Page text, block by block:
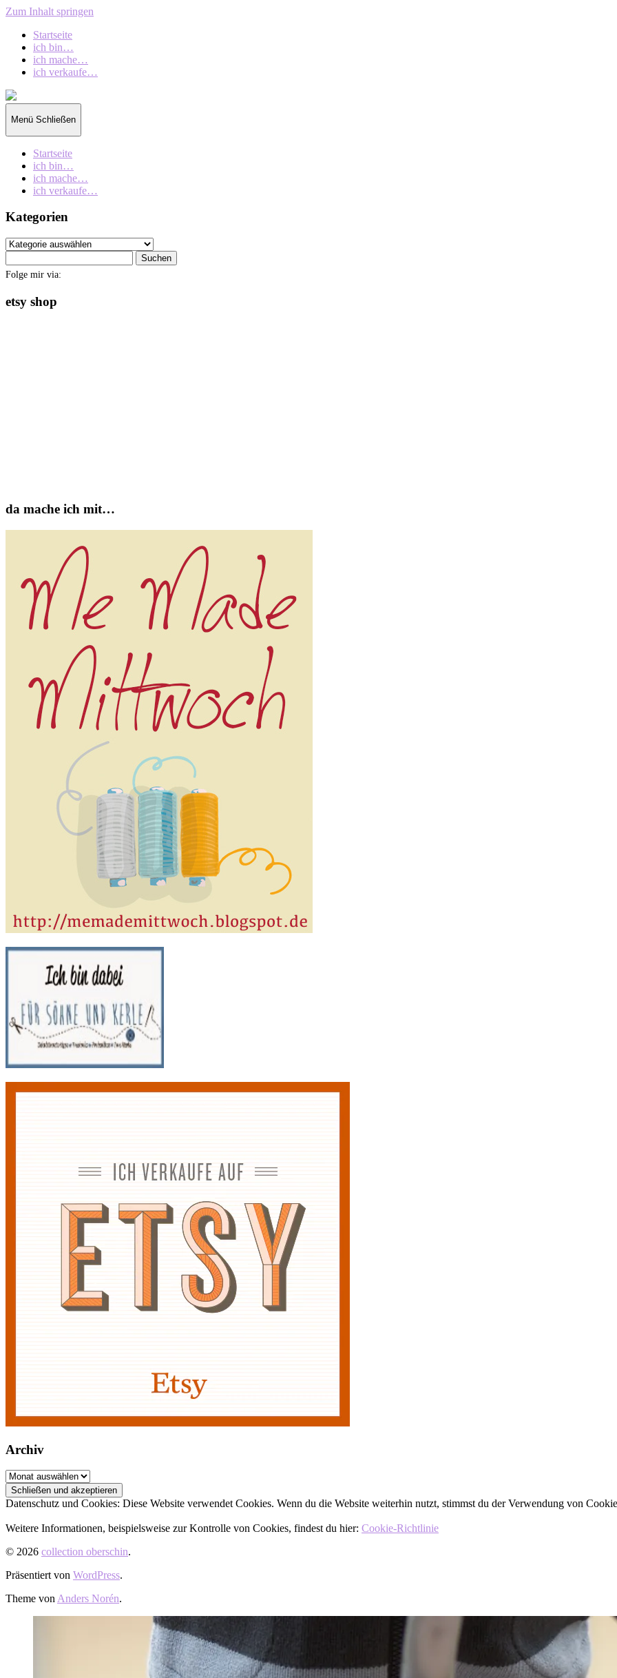
Zum Inhalt springen
Startseite
ich bin…
ich mache…
ich verkaufe…
collection
oberschin
Menü Schließen
Startseite
ich bin…
ich mache…
ich verkaufe…
Kategorien
Kategorien
nach:
Folge mir via:
etsy shop
da mache ich mit…
Archiv
Archiv
Datenschutz und Cookies: Diese Website verwendet Cookies. Wenn du die Website weiterhin nutzt, stimmst du der Verwendung von
Weitere Informationen, beispielsweise zur Kontrolle von Cookies, findest du hier: Cookie-Richtlinie
© 2026 collection oberschin.
Präsentiert von WordPress.
Theme vonAnders Norén.